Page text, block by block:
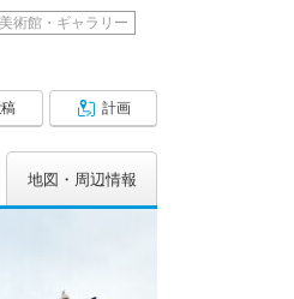
術館・ギャラリー
計画
地図 周辺情報